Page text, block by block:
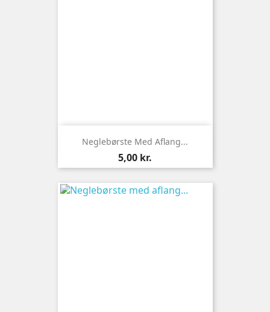
Neglebørste Med Aflang...
Pris
5,00 kr.